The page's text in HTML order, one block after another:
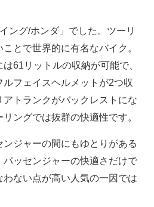
ング/ホンダ」でした。ツーリ
とで世界的に有名なバイク。
61リットルの収納が可能で、
フェイスヘルメットが2つ収
アトランクがバックレストにな
ングでは抜群の快適性です。
ジャーの間にもゆとりがある
ッセンジャーの快適さだけで
ない点が高い人気の一因では